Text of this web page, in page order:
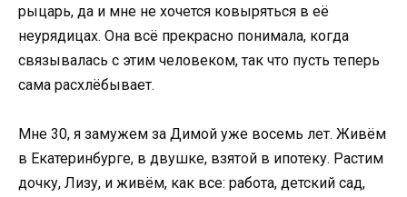
рыцарь, да и мне не хочется ковыряться в её
неурядицах. Она всё прекрасно понимала, когда
связывалась с этим человеком, так что пусть теперь
сама расхлёбывает.
Мне 30, я замужем за Димой уже восемь лет. Живём
в Екатеринбурге, в двушке, взятой в ипотеку. Растим
дочку, Лизу, и живём, как все: работа, детский сад,